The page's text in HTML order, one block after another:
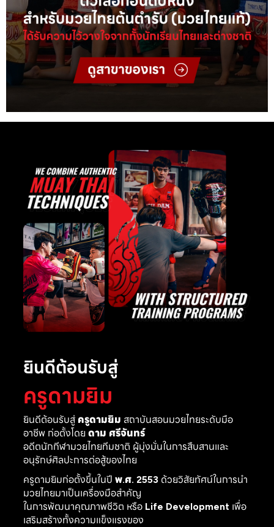
ยินดีต้อนรับสู่
ครูดามยิม
ยินดีต้อนรับสู่ ครูดามยิม สถาบันสอนมวยไทยระดับมือ
อาชีพ ก่อตั้งโดย ดาม ศรีจันทร์
อดีตนักกีฬามวยไทยทีมชาติ ผู้มุ่งมั่นในการสืบสานและ
อนุรักษ์ศิลปะการต่อสู้ของไทย
ครูดามยิมก่อตั้งขึ้นในปี พ.ศ. 2553ด้วยวิสัยทัศน์ในการนำ
มวยไทยมาเป็นเครื่องมือสำคัญ
ในการพัฒนาคุณภาพชีวิต หรือ Life Developmentเพื่อ
เสริมสร้างทั้งความแข็งแรงของ